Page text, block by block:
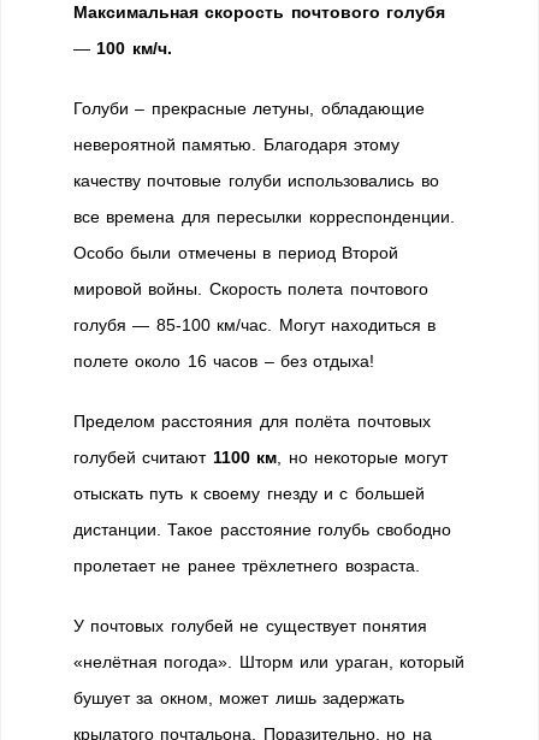
Максимальная скорость почтового голубя
— 100 км/ч.
Голуби – прекрасные летуны, обладающие
невероятной памятью. Благодаря этому
качеству почтовые голуби использовались во
все времена для пересылки корреспонденции.
Особо были отмечены в период Второй
мировой войны. Скорость полета почтового
голубя — 85-100 км/час. Могут находиться в
полете около 16 часов – без отдыха!
Пределом расстояния для полёта почтовых
голубей считают 1100 км , но некоторые могут
отыскать путь к своему гнезду и с большей
дистанции. Такое расстояние голубь свободно
пролетает не ранее трёхлетнего возраста.
У почтовых голубей не существует понятия
«нелётная погода». Шторм или ураган, который
бушует за окном, может лишь задержать
крылатого почтальона. Поразительно, но на